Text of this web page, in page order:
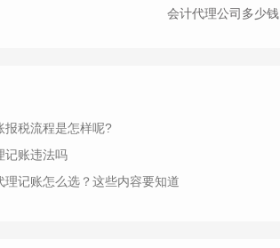
会计代理公司多少钱
报税流程是怎样呢?
记账违法吗
理记账怎么选？这些内容要知道